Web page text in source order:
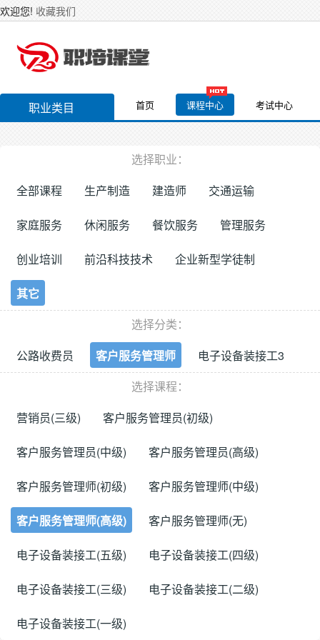
欢迎您! 收藏我们
职业类目 首页 课程中心 考试中心
选择职业：
全部课程
生产制造 建造师 交通运输
家庭服务 休闲服务 餐饮服务 管理服务
创业培训 前沿科技技术 企业新型学徒制
其它
选择分类：
公路收费员
客户服务管理师
电子设备装接工3
选择课程：
营销员(三级)
客户服务管理员(初级)
客户服务管理员(中级) 客户服务管理员(高级)
客户服务管理师(初级) 客户服务管理师(中级)
客户服务管理师(高级) 客户服务管理师(无)
电子设备装接工(五级) 电子设备装接工(四级)
电子设备装接工(三级) 电子设备装接工(二级)
电子设备装接工(一级)